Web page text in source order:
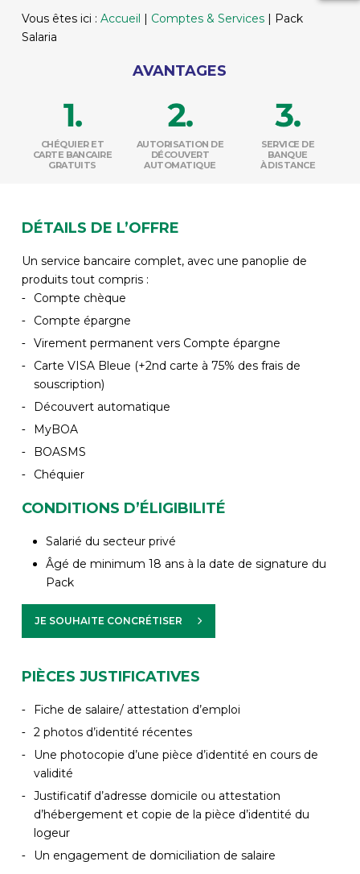
Vous êtes ici : Accueil | Comptes & Services| Pack
Salaria
AVANTAGES
CHÉQUIER ET
CARTE BANCAIRE
GRATUITS
AUTORISATION DE
DÉCOUVERT
AUTOMATIQUE
SERVICE DE
BANQUE
À DISTANCE
DÉTAILS DE L’OFFRE
Un service bancaire complet, avec une panoplie de
produits tout compris :
Compte chèque
Compte épargne
Virement permanent vers Compte épargne
Carte VISA Bleue (+2nd carte à 75% des frais de
souscription)
Découvert automatique
MyBOA
BOASMS
Chéquier
CONDITIONS D’ÉLIGIBILITÉ
Salarié du secteur privé
Âgé de minimum 18 ans à la date de signature du
Pack
JE SOUHAITE CONCRÉTISER
PIÈCES JUSTIFICATIVES
Fiche de salaire/ attestation d’emploi
2 photos d’identité récentes
Une photocopie d’une pièce d’identité en cours de
validité
Justificatif d’adresse domicile ou attestation
d’hébergement et copie de la pièce d’identité du
logeur
Un engagement de domiciliation de salaire